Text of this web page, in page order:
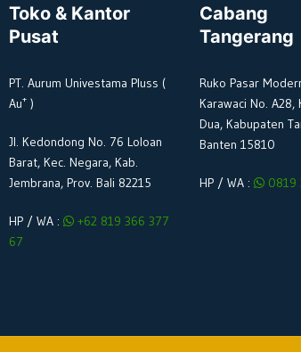
Toko & Kantor
Pusat
PT. Aurum Univestama Pluss (
Au+ )
Jl. Kedondong No. 76 Loloan
Barat, Kec. Negara, Kab.
Jembrana, Prov. Bali 82215
HP / WA :
+62 819 366 377
67
Cabang
Tangerang
Ruko Pasar
Karawaci No. A28,
Dua, Kabupaten
Banten 15810
HP / WA : 0819